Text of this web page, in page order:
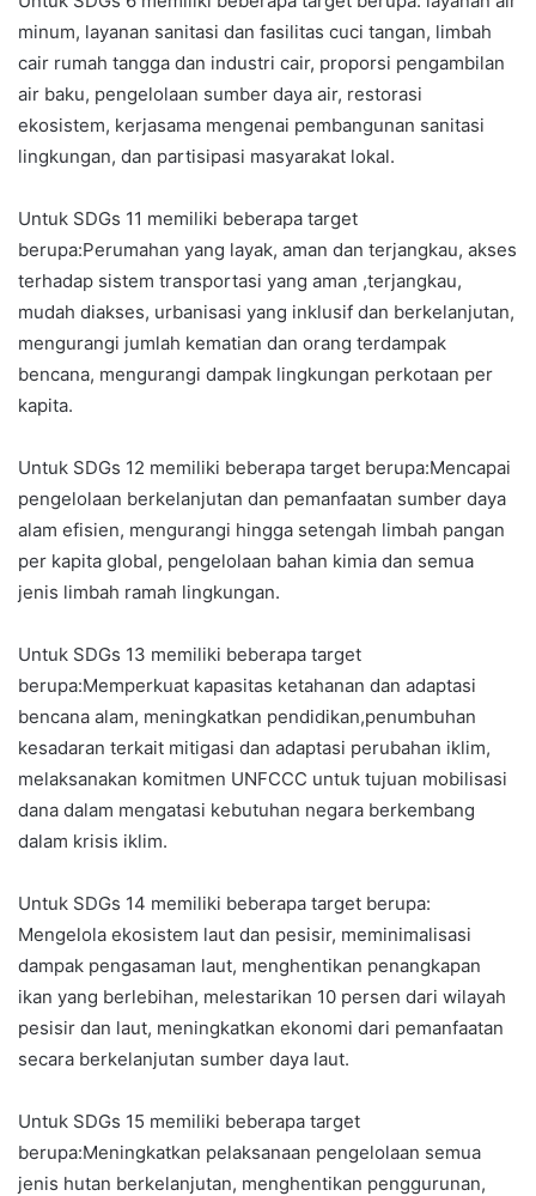
minum, layanan sanitasi dan fasilitas cuci tangan, limbah
cair rumah tangga dan industri cair, proporsi pengambilan
air baku, pengelolaan sumber daya air, restorasi
ekosistem, kerjasama mengenai pembangunan sanitasi
lingkungan, dan partisipasi masyarakat lokal.
Untuk SDGs 11 memiliki beberapa target
berupa:Perumahan yang layak, aman dan terjangkau, akses
terhadap sistem transportasi yang aman ,terjangkau,
mudah diakses, urbanisasi yang inklusif dan berkelanjutan,
mengurangi jumlah kematian dan orang terdampak
bencana, mengurangi dampak lingkungan perkotaan per
kapita.
Untuk SDGs 12 memiliki beberapa target berupa:Mencapai
pengelolaan berkelanjutan dan pemanfaatan sumber daya
alam efisien, mengurangi hingga setengah limbah pangan
per kapita global, pengelolaan bahan kimia dan semua
jenis limbah ramah lingkungan.
Untuk SDGs 13 memiliki beberapa target
berupa:Memperkuat kapasitas ketahanan dan adaptasi
bencana alam, meningkatkan pendidikan,penumbuhan
kesadaran terkait mitigasi dan adaptasi perubahan iklim,
melaksanakan komitmen UNFCCC untuk tujuan mobilisasi
dana dalam mengatasi kebutuhan negara berkembang
dalam krisis iklim.
Untuk SDGs 14 memiliki beberapa target berupa:
Mengelola ekosistem laut dan pesisir, meminimalisasi
dampak pengasaman laut, menghentikan penangkapan
ikan yang berlebihan, melestarikan 10 persen dari wilayah
pesisir dan laut, meningkatkan ekonomi dari pemanfaatan
secara berkelanjutan sumber daya laut.
Untuk SDGs 15 memiliki beberapa target
berupa:Meningkatkan pelaksanaan pengelolaan semua
jenis hutan berkelanjutan, menghentikan penggurunan,